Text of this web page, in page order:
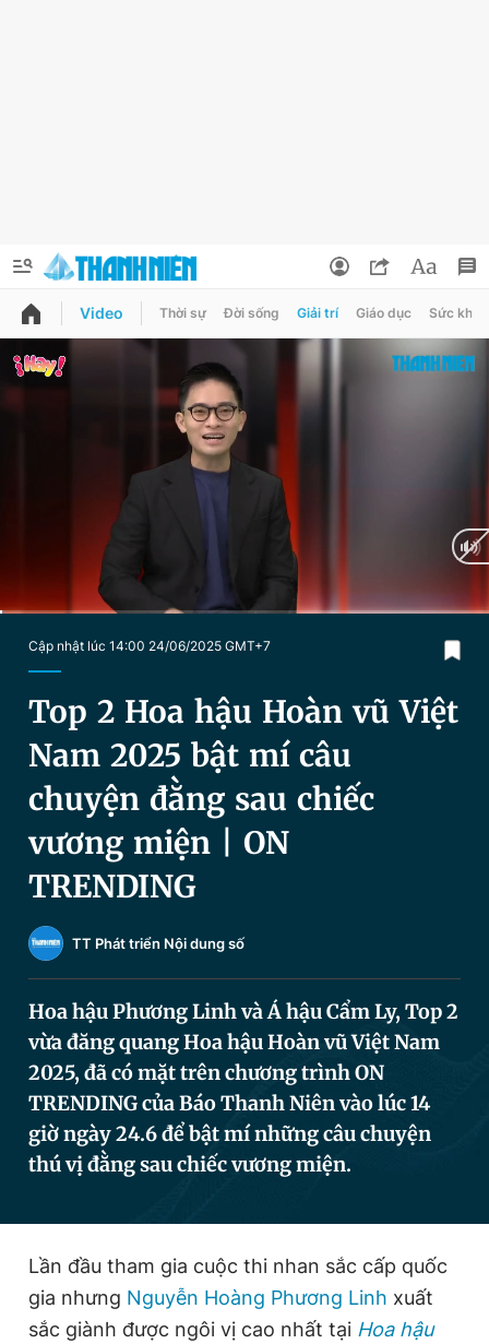
QUẢNG CÁO
Chuyên mục khác
Chào ngày mới Tin 24h
Video Magazine
Tiện ích
Thông tin tòa soạn
Đọc Thanh Niên trên điện thoại
0906 645 777 0908 780 404
Đặt báo Quảng cáo RSS Tòa soạn Chính sách bảo
Thông tin tài khoản
Tin đã xem
Đăng xuất
Video Thời sự Đời sống Giải trí Giáo dục Sức khỏe
Cập nhật lúc 14:00 24/06/2025 GMT+7
Top 2 Hoa hậu Hoàn vũ Việt
Nam 2025 bật mí câu
chuyện đằng sau chiếc
vương miện | ON
TRENDING
TT Phát triển Nội dung số
Hoa hậu Phương Linh và Á hậu Cẩm Ly, Top 2
vừa đăng quang Hoa hậu Hoàn vũ Việt Nam
2025, đã có mặt trên chương trình ON
TRENDING của Báo Thanh Niên vào lúc 14
giờ ngày 24.6 để bật mí những câu chuyện
thú vị đằng sau chiếc vương miện.
Lần đầu tham gia cuộc thi nhan sắc cấp quốc
gia nhưng Nguyễn Hoàng Phương Linh xuất
sắc giành được ngôi vị cao nhất tại Hoa hậu